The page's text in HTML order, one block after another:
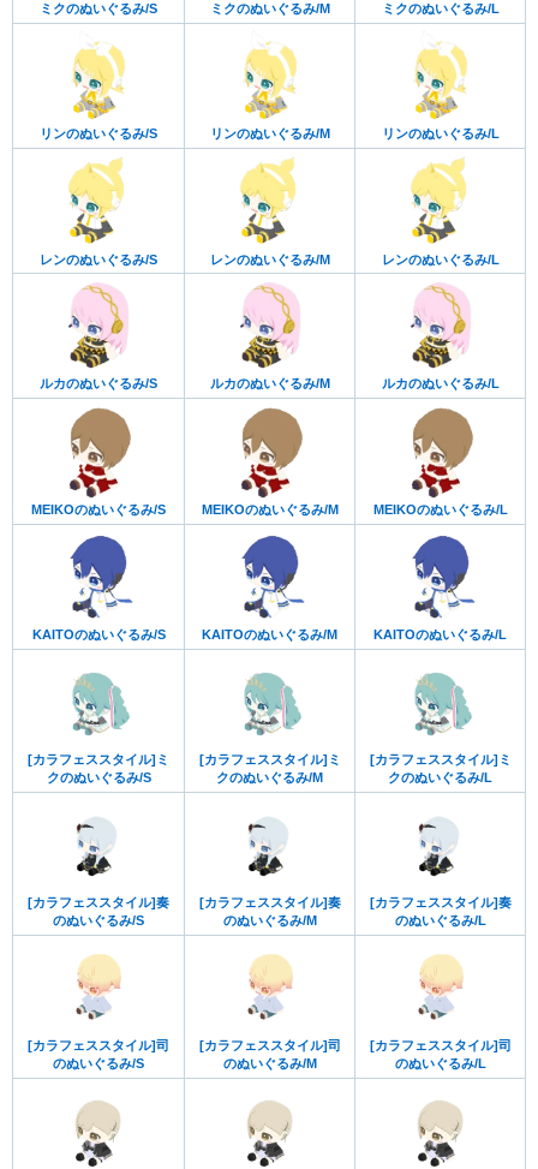
ミクのぬいぐるみ/S ミクのぬいぐるみ/M ミクのぬいぐるみ/L
リンのぬいぐるみ/S リンのぬいぐるみ/M リンのぬいぐるみ/L
レンのぬいぐるみ/S レンのぬいぐるみ/M レンのぬいぐるみ/L
ルカのぬいぐるみ/S ルカのぬいぐるみ/M ルカのぬいぐるみ/L
MEIKOのぬいぐるみ/S MEIKOのぬいぐるみ/M MEIKOのぬいぐるみ/L
KAITOのぬいぐるみ/S KAITOのぬいぐるみ/M KAITOのぬいぐるみ/L
[カラフェススタイル]ミ
クのぬいぐるみ/S
[カラフェススタイル]ミ
クのぬいぐるみ/M
[カラフェススタイル]ミ
クのぬいぐるみ/L
[カラフェススタイル]奏
のぬいぐるみ/S
[カラフェススタイル]奏
のぬいぐるみ/M
[カラフェススタイル]奏
のぬいぐるみ/L
[カラフェススタイル]司
のぬいぐるみ/S
[カラフェススタイル]司
のぬいぐるみ/M
[カラフェススタイル]司
のぬいぐるみ/L